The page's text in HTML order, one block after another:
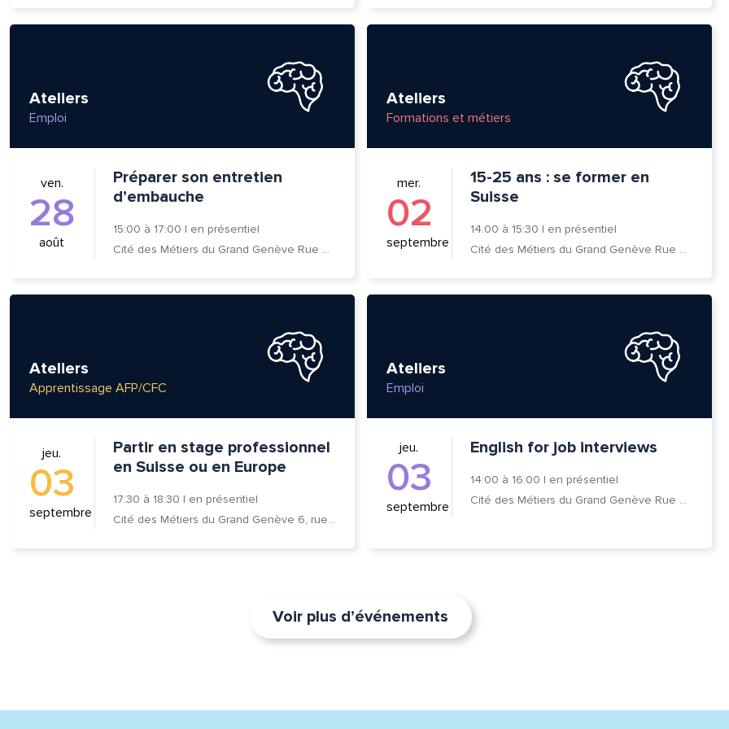
Ateliers
Emploi
ven.
28
août
Préparer son entretien
d’embauche
15:00 à 17:00 | en présentiel
Cité des Métiers du Grand Genève Rue Prévost-Martin 6 1205 Genève
Ateliers
Formations et métiers
mer.
02
septembre
15-25 ans : se former en
Suisse
14:00 à 15:30 | en présentiel
Cité des Métiers du Grand Genève Rue Prévost-Martin 6 1205 Genève
Ateliers
Apprentissage AFP/CFC
jeu.
03
septembre
Partir en stage professionnel
en Suisse ou en Europe
17:30 à 18:30 | en présentiel
Cité des Métiers du Grand Genève 6, rue Prévost-Martin 1205 Genève
Ateliers
Emploi
jeu.
03
septembre
English for job interviews
14:00 à 16:00 | en présentiel
Cité des Métiers du Grand Genève Rue Prévost-Martin 6 1205 Genève
Voir plus d’événements